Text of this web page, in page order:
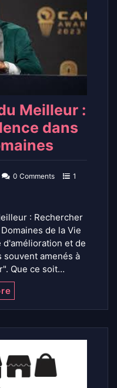
Meilleur :
dans
0 Comments
1
: Rechercher
de la Vie
d'amélioration et de
souvent amenés à
Que ce soit…